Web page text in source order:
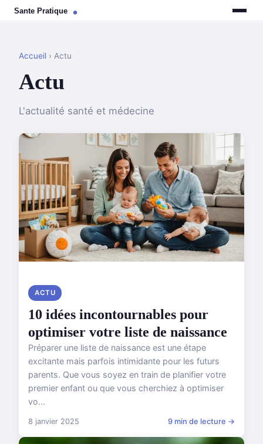
Accueil › Actu
Actu
L'actualité santé et médecine
ACTU
10 idées incontournables pour
optimiser votre liste de naissance
Préparer une liste de naissance est une étape
excitante mais parfois intimidante pour les futurs
parents. Que vous soyez en train de planifier votre
premier enfant ou que vous cherchiez à optimiser
vo...
8 janvier 2025 9 min de lecture →